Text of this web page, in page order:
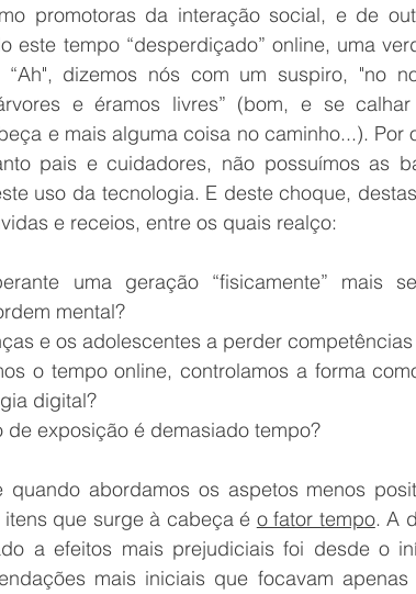
promotoras da interação social, e de
este tempo “desperdiçado” online, uma
“Ah", dizemos nós com um suspiro, "no
e éramos livres” (bom, e se
e mais alguma coisa no caminho...). Por
pais e cuidadores, não possuímos as
uso da tecnologia. E deste choque,
e receios, entre os quais realço:
uma geração “fisicamente” mais
mental?
e os adolescentes a perder
o tempo online, controlamos a forma
digital?
de exposição é demasiado tempo?
quando abordamos os aspetos menos
que surge à cabeça é o fator tempo. A
a efeitos mais prejudiciais foi desde o
mais iniciais que focavam